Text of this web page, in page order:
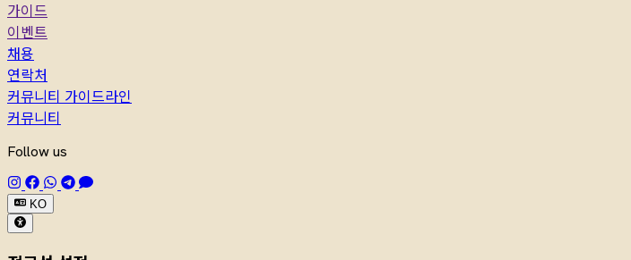
가이드
이벤트
채용
연락처
커뮤니티 가이드라인
커뮤니티
Follow us
KO